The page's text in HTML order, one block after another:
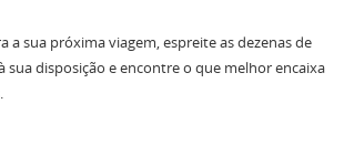
a sua próxima viagem, espreite as dezenas de
sua disposição e encontre o que melhor encaixa